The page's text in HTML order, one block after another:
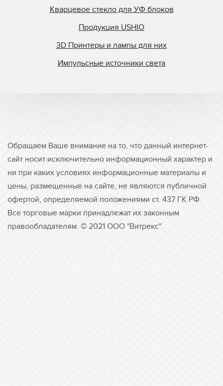
Кварцевое стекло для УФ блоков
Продукция USHIO
3D Принтеры и лампы для них
Импульсные источники света
Обращаем Ваше внимание на то, что данный интернет-
сайт носит исключительно информационный характер и
ни при каких условиях информационные материалы и
цены, размещенные на сайте, не являются публичной
офертой, определяемой положениями ст. 437 ГК РФ.
Все торговые марки принадлежат их законным
правообладателям. © 2021 ООО "Витрекс"